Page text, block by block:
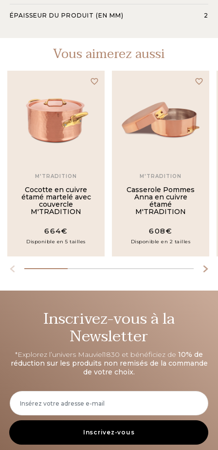
ÉPAISSEUR DU PRODUIT (EN MM) 2
Vous aimerez aussi
favorite_border
M'TRADITION
Cocotte en cuivre
étamé martelé avec
couvercle
M'TRADITION
664€
Disponible en 5 tailles
favorite_border
M'TRADITION
Casserole Pommes
Anna en cuivre
étamé
M'TRADITION
608€
Disponible en 2 tailles
Inscrivez-vous à la
Newsletter
*Explorez l’univers Mauviel1830 et bénéficiez de 10% de
réduction sur les produits non remisés de la commande
de votre choix.
Inscrivez-vous